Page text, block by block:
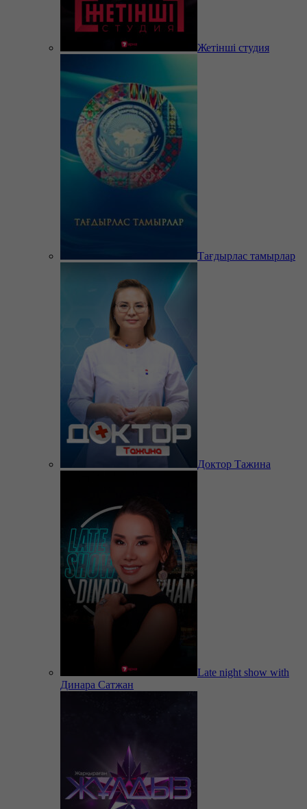
Жетінші студия
Тағдырлас тамырлар
Доктор Тажина
Late night show with
Динара Сатжан